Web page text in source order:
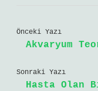
Önceki Yazı
Akvaryum
Sonraki Yazı
Hasta Olan